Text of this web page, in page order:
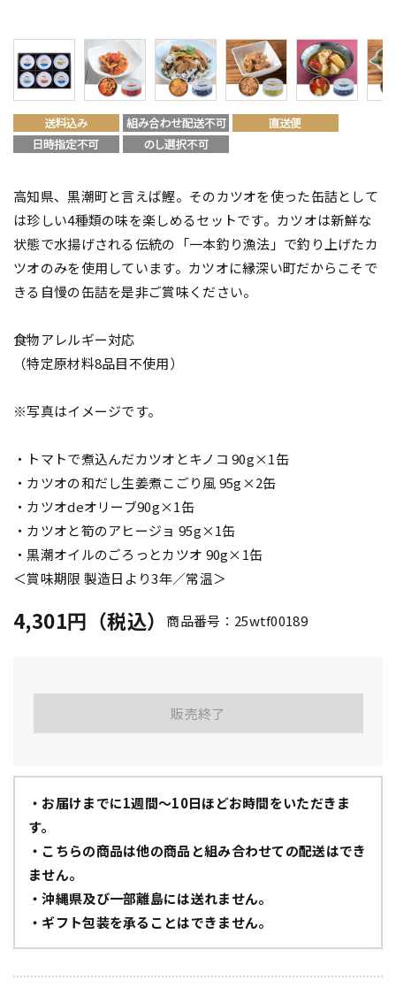
高知県、黒潮町と言えば鰹。そのカツオを使った缶詰として
は珍しい4種類の味を楽しめるセットです。カツオは新鮮な
状態で水揚げされる伝統の「一本釣り漁法」で釣り上げたカ
ツオのみを使用しています。カツオに縁深い町だからこそで
きる自慢の缶詰を是非ご賞味ください。
食物アレルギー対応
（特定原材料8品目不使用）
※写真はイメージです。
・トマトで煮込んだカツオとキノコ 90g×1缶
・カツオの和だし生姜煮こごり風 95g×2缶
・カツオdeオリーブ90g×1缶
・カツオと筍のアヒージョ 95g×1缶
・黒潮オイルのごろっとカツオ 90g×1缶
＜賞味期限 製造日より3年／常温＞
4,301円（税込） 商品番号：25wtf00189
販売終了
・お届けまでに1週間～10日ほどお時間をいただきま
す。
・こちらの商品は他の商品と組み合わせての配送はでき
ません。
・沖縄県及び一部離島には送れません。
・ギフト包装を承ることはできません。